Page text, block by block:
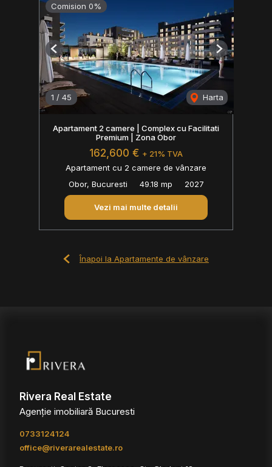
Comision 0%
1 / 45 Harta
Previous Next
Apartament 2 camere | Complex cu Facilitati
Premium | Zona Obor
162,600 € + 21% TVA
Apartament cu 2 camere de vânzare
Obor, Bucuresti
49.18 mp 2027
Vezi mai multe detalii
Înapoi la Apartamente de vânzare
Rivera Real Estate
Agenție imobiliară Bucuresti
0733124124
office@riverarealestate.ro